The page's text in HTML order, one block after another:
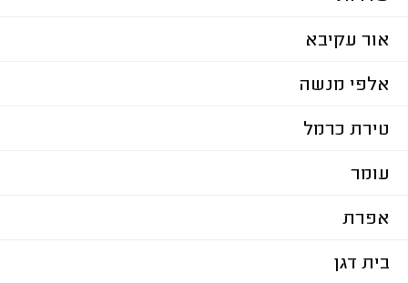
אור עקיבא
אלפי מנשה
טירת כרמל
עומר
אפרת
בית דגן